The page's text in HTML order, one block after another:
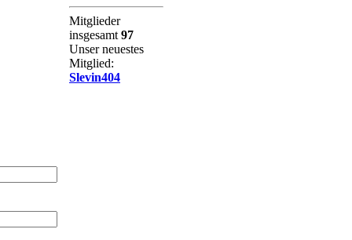
Mitglieder
insgesamt 97
Unser neuestes
Mitglied:
Slevin404